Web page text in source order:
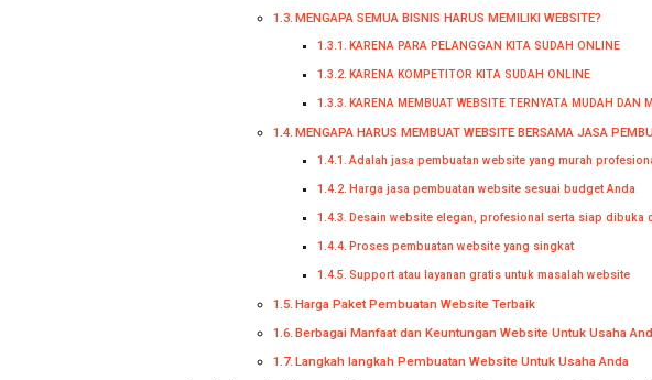
MENGAPA SEMUA BISNIS HARUS MEMILIKI WEBSITE?
KARENA PARA PELANGGAN KITA SUDAH ONLINE
KARENA KOMPETITOR KITA SUDAH ONLINE
KARENA MEMBUAT WEBSITE TERNYATA MUDAH DAN
MENGAPA HARUS MEMBUAT WEBSITE BERSAMA JASA
Adalah jasa pembuatan website yang murah
Harga jasa pembuatan website sesuai budget Anda
Desain website elegan, profesional serta siap
Proses pembuatan website yang singkat
Support atau layanan gratis untuk masalah website
Harga Paket Pembuatan Website Terbaik
Berbagai Manfaat dan Keuntungan Website Untuk Usaha
Langkah langkah Pembuatan Website Untuk Usaha Anda